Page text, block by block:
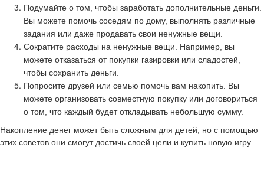
Подумайте о том, чтобы заработать дополнительные деньги.
Вы можете помочь соседям по дому, выполнять различные
задания или даже продавать свои ненужные вещи.
Сократите расходы на ненужные вещи. Например, вы
можете отказаться от покупки газировки или сладостей,
чтобы сохранить деньги.
Попросите друзей или семью помочь вам накопить. Вы
можете организовать совместную покупку или договориться
о том, что каждый будет откладывать небольшую сумму.
Накопление денег может быть сложным для детей, но с помощью
этих советов они смогут достичь своей цели и купить новую игру.